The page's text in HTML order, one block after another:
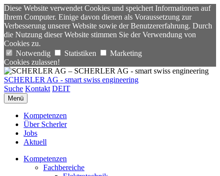
Diese Website verwendet Cookies und speichert Informationen auf
Ihrem Computer. Einige davon dienen als Voraussetzung zur
Verbesserung unserer Website sowie der Benutzererfahrung. Durch
die Nutzung dieser Website stimmen Sie der Verwendung von
Cookies zu.
Notwendig
Statistiken
Marketing
Cookies zulassen!
SCHERLER AG - smart swiss engineering
Suche Kontakt DEIT
Menü
Kompetenzen
Über Scherler
Jobs
Aktuell
Kompetenzen
Fachbereiche